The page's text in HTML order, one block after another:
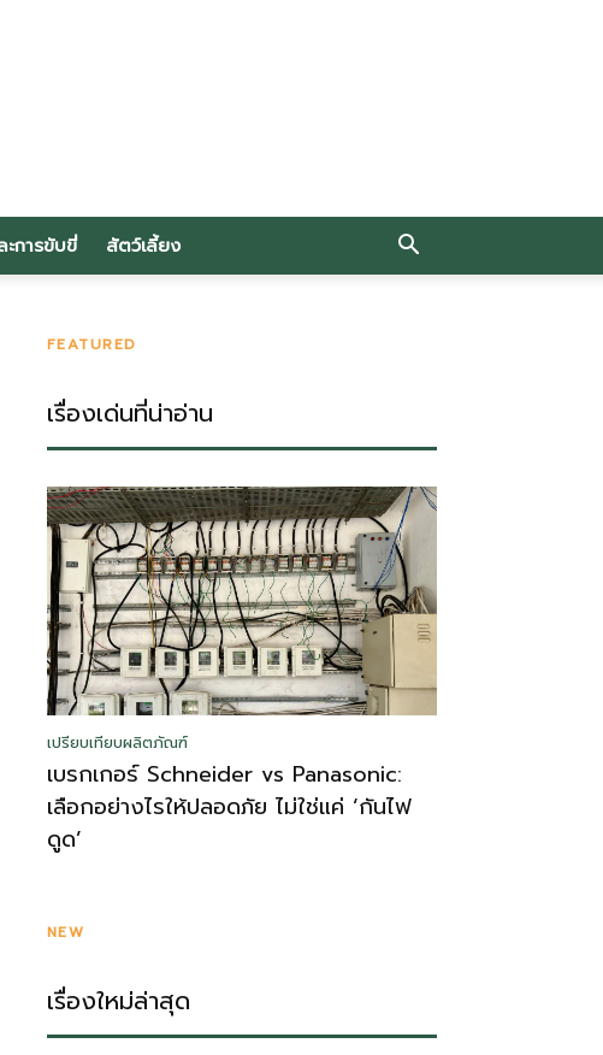
การขับขี่ สัตว์เลี้ยง
FEATURED
เรื่องเด่นที่น่าอ่าน
เปรียบเทียบผลิตภัณฑ์
เบรกเกอร์ Schneider vs Panasonic:
เลือกอย่างไรให้ปลอดภัย ไม่ใช่แค่ ‘กันไฟ
ดูด’
NEW
เรื่องใหม่ล่าสุด